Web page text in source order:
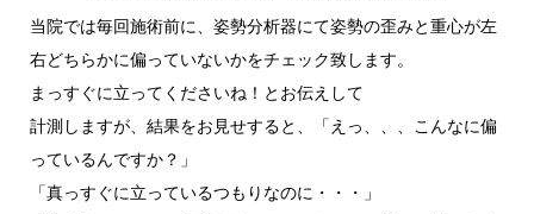
当院では毎回施術前に、姿勢分析器にて姿勢の歪みと重心が左
右どちらかに偏っていないかをチェック致します。
まっすぐに立ってくださいね！とお伝えして
計測しますが、結果をお見せすると、「えっ、、、こんなに偏
っているんですか？」
「真っすぐに立っているつもりなのに・・・」